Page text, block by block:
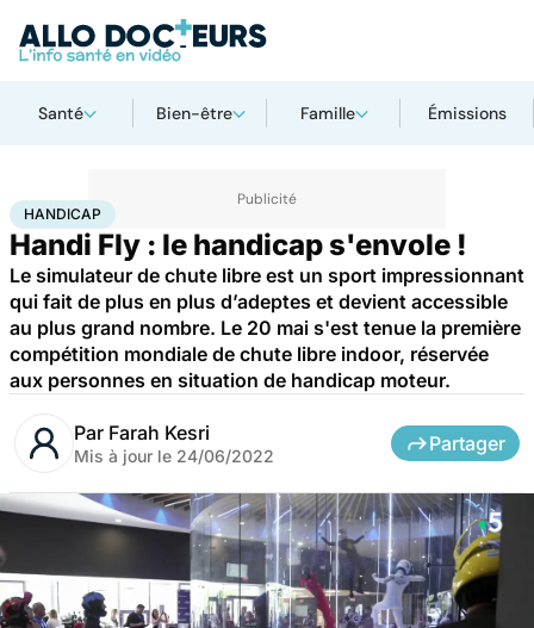
Santé Bien-être Famille Émissions
AccueilSanté Handicap
HANDICAP
Handi Fly : le handicap s'envole !
Le simulateur de chute libre est un sport impressionnant
qui fait de plus en plus d’adeptes et devient accessible
au plus grand nombre. Le 20 mai s'est tenue la première
compétition mondiale de chute libre indoor, réservée
aux personnes en situation de handicap moteur.
Par Farah Kesri
Mis à jour le 24/06/2022
Partager